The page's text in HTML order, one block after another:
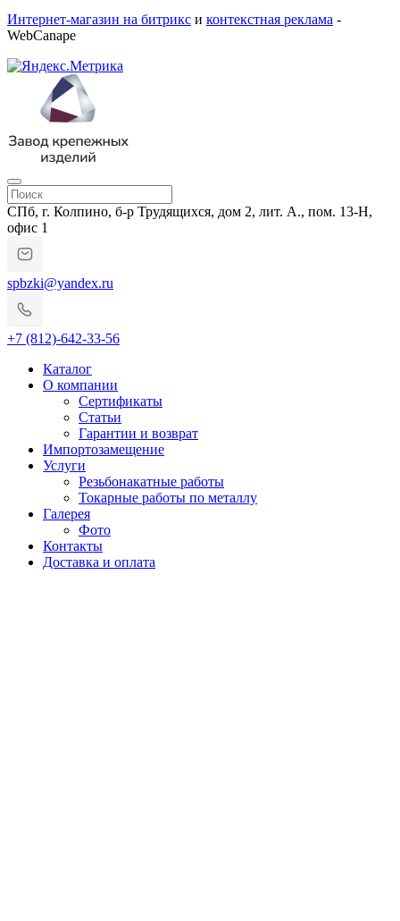
Интернет-магазин на битрикс и контекстная реклама -
WebCanape
СПб, г. Колпино, б-р Трудящихся, дом 2, лит. А., пом. 13-Н,
офис 1
spbzki@yandex.ru
+7 (812)-642-33-56
Каталог
О компании
Сертификаты
Статьи
Гарантии и возврат
Импортозамещение
Услуги
Резьбонакатные работы
Токарные работы по металлу
Галерея
Фото
Контакты
Доставка и оплата